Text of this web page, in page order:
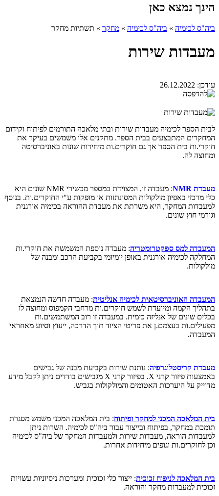
הינך נמצא כאן
ביה"ס לכימיה » ביה"ס לכימיה » מחקר » תשתיות מחקר
מעבדות שירות
עודכן: 26.12.2022
לבית הספר לכימיה מעבדות שירות ובתי מלאכה התורמים לפיתוח וקידום
המחקרים המתבצעים בבית הספר. מתקנים אלו משמשים בעיקר את
חוקרי.ות בית הספר אך גם חוקרים.ות מיחידות שונות באוניברסיטה
ומחוצה לה.
מעבדת NMR
: מעבדה זו, המצוידת במספר מכשירי NMR שונים היא
כלי מרכזי באפיון מולקולות המסונתזות או מופקות ע"י החוקרים.ות. בנוסף
למעבדות המחקר, היא משרתת את מעבדת ההוראה בכימיה אורגנית
וגורמי חוץ שונים.
המעבדה למס ספקטרומטריה: מעבדה נוספת המשמשת את חוקרי.ות
המחלקה לכימיה אורגנית באופן יומיומי בקביעת הרכב ומבנה של
מולקולות.
המעבדה האוניברסיטאית לכימיה אנליטית: מעבדה חדשה הנמצאת
בתהליך הקמה ומיועדת לשמש חוקרים.ות מרחבי הקמפוס ומחוצה לו
בכלים שונים של אנליזה כימית. במעבדה זו רוב המשתמשים.ות
מפעילים.ות בעצמם.ן את פריטי הציוד תוך הדרכה, ייעוץ וסיוע מאחראי
המעבדה.
מעבדת קריסטלוגרפיה: נותנת שירות בקביעת מבנה של גבישים
באמצעות פיזור קרני X. בפיזור קרני X מגבישים בודדים ניתן לקבל מידע
מדוייק על היערכות האטומים והמולקולות בגביש.
בית המלאכה המכני למחקר ופיתוח: בית המלאכה המכני משמש מסגרת
תומכת במחקר, בפיתוח ובייצור עבור ביה"ס לכימיה. השרות ניתן
למעבדות הוראה, מעבדות שירות ולמעבדות המחקר של ביה"ס לכימיה
וכן לחוקרים.ות וגופים מיחידות אחרות.
בית המלאכה לניפוח זכוכית: ייצור כלי זכוכית ומערכות ניסיוניות עשויות
זכוכית למעבדות מחקר והוראה.